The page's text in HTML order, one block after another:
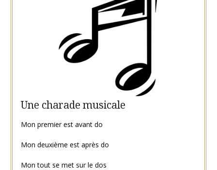
Une charade musicale
Mon premier est avant do
Mon deuxième est après do
Mon tout se met sur le dos